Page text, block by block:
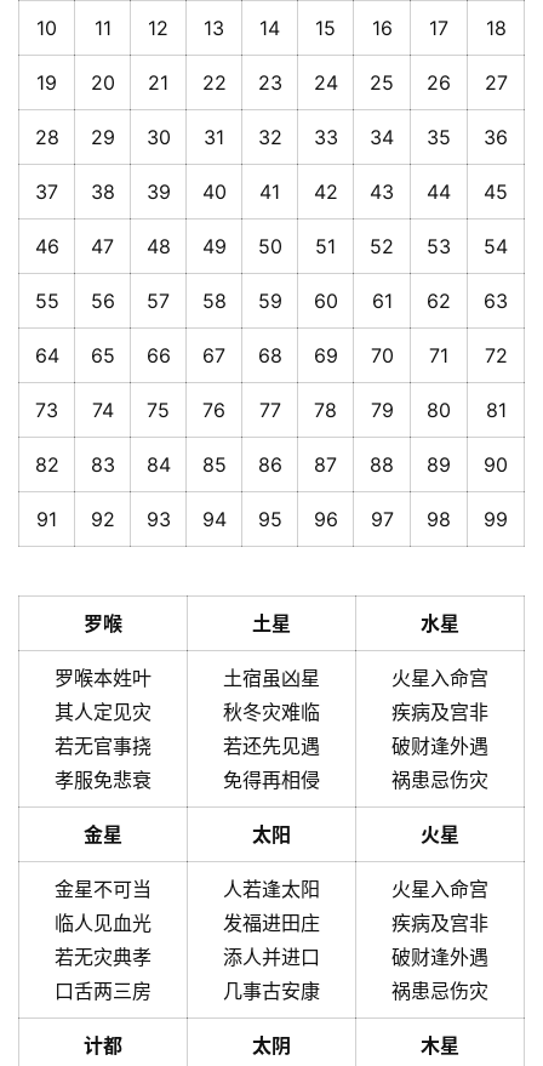
10 11 12 13 14 15 16 17 18
19 20 21 22 23 24 25 26 27
28 29 30 31 32 33 34 35 36
37 38 39 40 41 42 43 44 45
46 47 48 49 50 51 52 53 54
55 56 57 58 59 60 61 62 63
64 65 66 67 68 69 70 71 72
73 74 75 76 77 78 79 80 81
82 83 84 85 86 87 88 89 90
91 92 93 94 95 96 97 98 99
罗喉 土星 水星
罗喉本姓叶
其人定见灾
若无官事挠
孝服免悲衰
土宿虽凶星
秋冬灾难临
若还先见遇
免得再相侵
火星入命宫
疾病及宫非
破财逢外遇
祸患忌伤灾
金星 太阳 火星
金星不可当
临人见血光
若无灾典孝
口舌两三房
人若逢太阳
发福进田庄
添人并进口
几事古安康
火星入命宫
疾病及宫非
破财逢外遇
祸患忌伤灾
计都 太阴 木星